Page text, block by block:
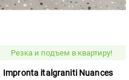
Резка и подъем в квартиру!
Impronta italgraniti Nuances